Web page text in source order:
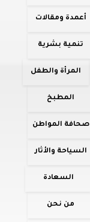
أعمدة ومقالات
تنمية بشرية
المرأة والطفل
المطبخ
صحافة المواطن
السياحة والأثار
السعادة
من نحن